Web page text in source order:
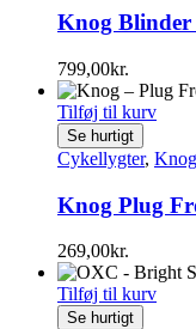
Knog Blinder
799,00kr.
Tilføj til kurv
Se hurtigt
Cykellygter, Knog
Knog Plug
269,00kr.
Tilføj til kurv
Se hurtigt